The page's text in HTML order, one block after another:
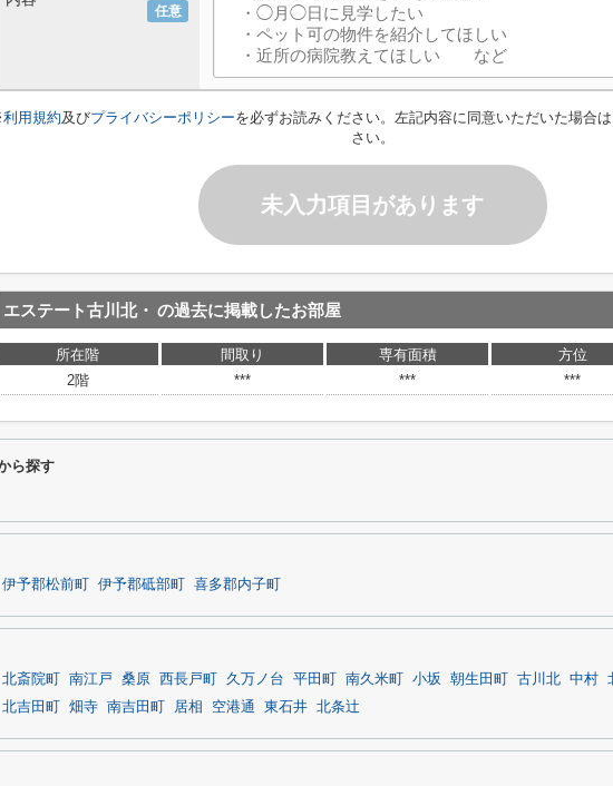
任意
利用規約及びプライバシーポリシーを必ずお読みください。左記内容に同意いただいた場合
さい。
未入力項目があります
エステート古川北・ の過去に掲載したお部屋
所在階 間取り 専有面積 方位
2階
*** *** ***
ら探す
伊予郡松前町 伊予郡砥部町 喜多郡内子町
北斎院町 南江戸 桑原 西長戸町 久万ノ台 平田町 南久米町 小坂 朝生田町 古川北 中村
北吉田町 畑寺 南吉田町 居相 空港通 東石井 北条辻